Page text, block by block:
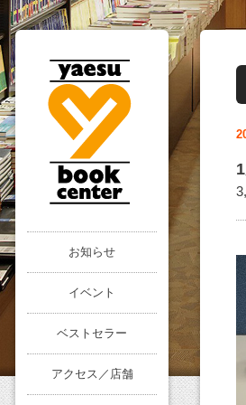
お知らせ
イベント
ベストセラー
アクセス／店舗